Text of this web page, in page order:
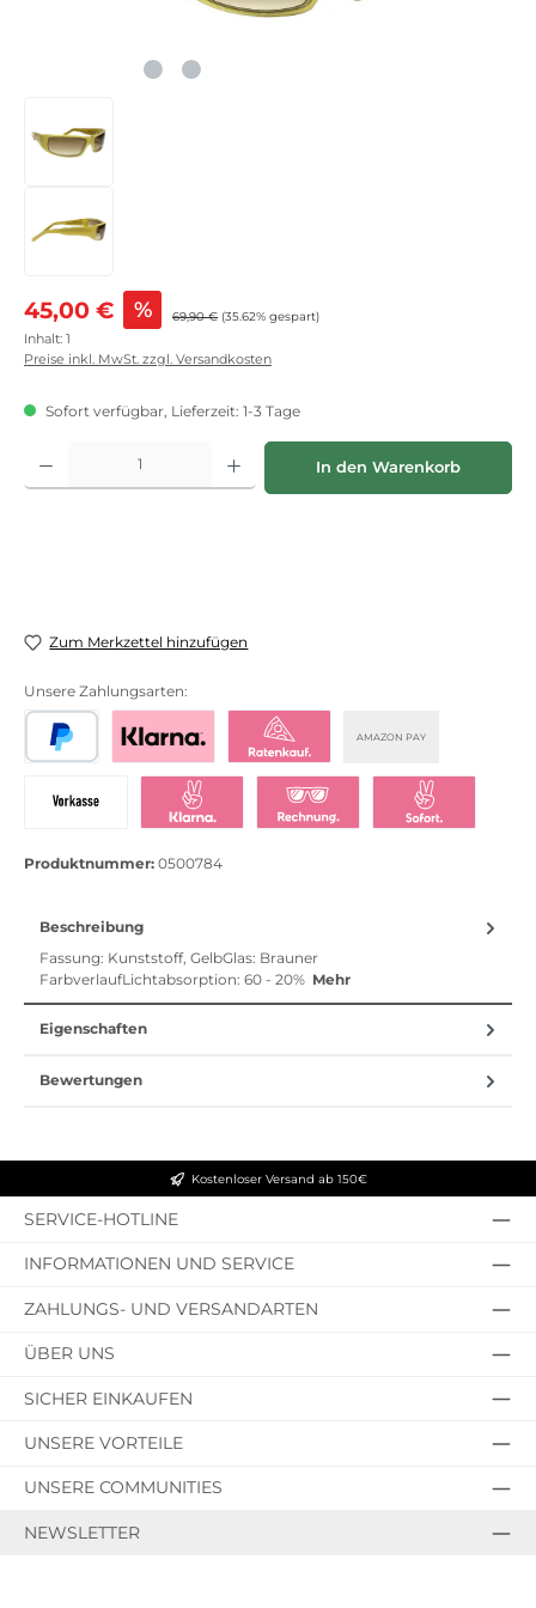
Verkaufspreis:
45,00 € % Regulärer Preis:
69,90 € (35.62% gespart)
Inhalt: 1
Preise inkl. MwSt. zzgl. Versandkosten
Sofort verfügbar, Lieferzeit: 1-3 Tage
Produkt Anzahl: Gib den gewünschten Wert ein oder benutze die
In den Warenkorb
Zum Merkzettel hinzufügen
Unsere Zahlungsarten:
AMAZON PAY
Bezahlen mit KlarnaKlarna Ratenkauf
Produktnummer: 0500784
Beschreibung
Fassung: Kunststoff, GelbGlas: Brauner
FarbverlaufLichtabsorption: 60 - 20% Mehr
Eigenschaften
Bewertungen
Kostenloser Versand ab 150€
SERVICE-HOTLINE
INFORMATIONEN UND SERVICE
ZAHLUNGS- UND VERSANDARTEN
ÜBER UNS
SICHER EINKAUFEN
UNSERE VORTEILE
UNSERE COMMUNITIES
NEWSLETTER